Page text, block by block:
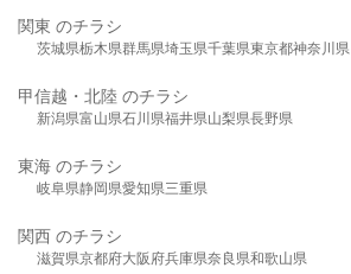
関東 のチラシ
茨城県栃木県群馬県埼玉県千葉県東京都神奈川県
甲信越・北陸 のチラシ
新潟県富山県石川県福井県山梨県長野県
東海 のチラシ
岐阜県静岡県愛知県三重県
関西 のチラシ
滋賀県京都府大阪府兵庫県奈良県和歌山県